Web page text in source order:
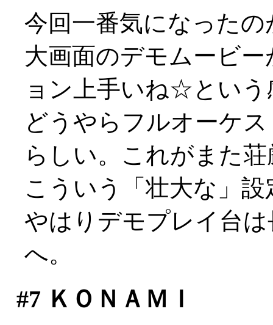
今回一番気になった
大画面のデモムービ
ョン上手いね☆という
どうやらフルオーケ
らしい。これがまた荘
こういう「壮大な」
やはりデモプレイ台
へ。
#7 ＫＯＮＡＭＩ